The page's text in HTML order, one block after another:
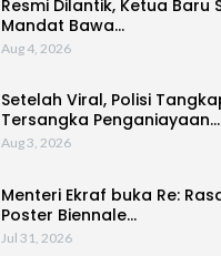
Resmi Dilantik, Ketua Baru
Mandat Bawa…
Aug 4, 2026
Setelah Viral, Polisi
Tersangka Penganiayaan…
Aug 3, 2026
Menteri Ekraf buka Re:
Poster Biennale…
Jul 31, 2026